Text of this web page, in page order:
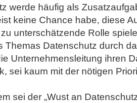
werde häufig als
keine Chance habe, diese
unterschätzende Rolle
Themas Datenschutz durch
Unternehmensleitung ihren
sei kaum mit der nötigen
sei der „Wust an